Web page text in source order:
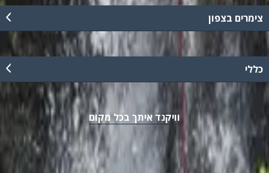
צימרים בצפון
כללי
וויקנד איתך בכל מקום